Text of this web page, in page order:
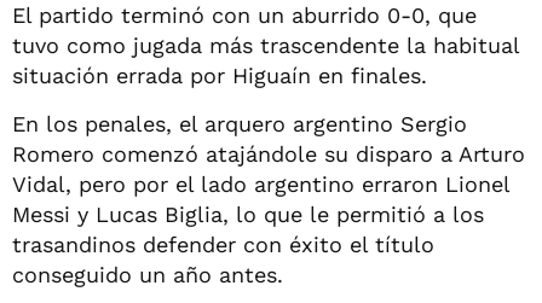
El partido terminó con un aburrido 0-0, que
tuvo como jugada más trascendente la habitual
situación errada por Higuaín en finales.
En los penales, el arquero argentino Sergio
Romero comenzó atajándole su disparo a Arturo
Vidal, pero por el lado argentino erraron Lionel
Messi y Lucas Biglia, lo que le permitió a los
trasandinos defender con éxito el título
conseguido un año antes.